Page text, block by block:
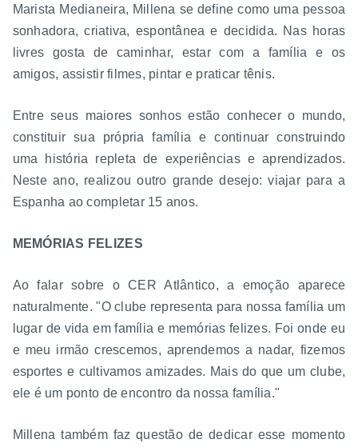
Marista Medianeira, Millena se define como uma pessoa
sonhadora, criativa, espontânea e decidida. Nas horas
livres gosta de caminhar, estar com a família e os
amigos, assistir filmes, pintar e praticar tênis.
Entre seus maiores sonhos estão conhecer o mundo,
constituir sua própria família e continuar construindo
uma história repleta de experiências e aprendizados.
Neste ano, realizou outro grande desejo: viajar para a
Espanha ao completar 15 anos.
MEMÓRIAS FELIZES
Ao falar sobre o CER Atlântico, a emoção aparece
naturalmente. "O clube representa para nossa família um
lugar de vida em família e memórias felizes. Foi onde eu
e meu irmão crescemos, aprendemos a nadar, fizemos
esportes e cultivamos amizades. Mais do que um clube,
ele é um ponto de encontro da nossa família."
Millena também faz questão de dedicar esse momento